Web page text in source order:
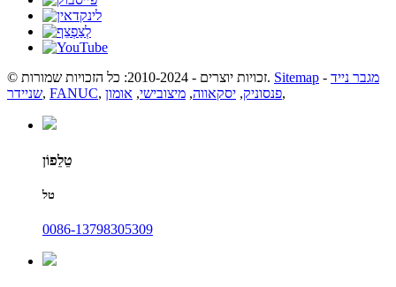
© זכויות יוצרים - 2010-2024: כל הזכויות שמורות. Sitemap - מגבר נייד
שניידר, FANUC, פנסוניק, יסקאווה, מיצובישי, אומון ,
טֵלֵפוֹן
טל
0086-13798305309